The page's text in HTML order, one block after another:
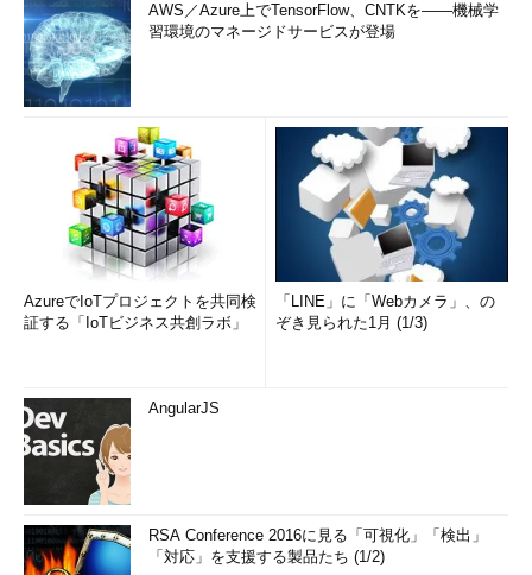
AWS／Azure上でTensorFlow、CNTKを――機械学
習環境のマネージドサービスが登場
AzureでIoTプロジェクトを共同検
証する「IoTビジネス共創ラボ」
「LINE」に「Webカメラ」、の
ぞき見られた1月 (1/3)
AngularJS
RSA Conference 2016に見る「可視化」「検出」
「対応」を支援する製品たち (1/2)